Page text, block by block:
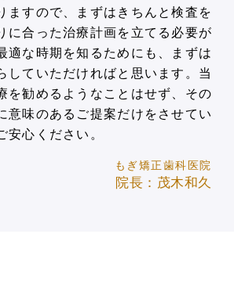
ますので、まずはきちんと検査を
に合った治療計画を立てる必要が
適な時期を知るためにも、まずは
していただければと思います。当
を勧めるようなことはせず、その
意味のあるご提案だけをさせてい
安心ください。
もぎ矯正歯科医院
院長：茂木和久